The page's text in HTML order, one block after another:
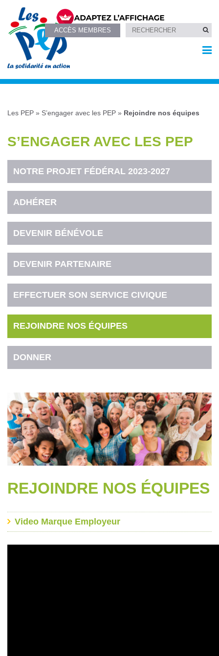
ACCÈS MEMBRES
Les PEP » S’engager avec les PEP » Rejoindre nos équipes
S’ENGAGER AVEC LES PEP
NOTRE PROJET FÉDÉRAL 2023-2027
ADHÉRER
DEVENIR BÉNÉVOLE
DEVENIR PARTENAIRE
EFFECTUER SON SERVICE CIVIQUE
REJOINDRE NOS ÉQUIPES
DONNER
REJOINDRE NOS ÉQUIPES
Video Marque Employeur